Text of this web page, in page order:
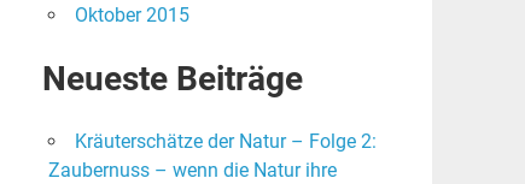
Oktober 2015
Neueste Beiträge
Kräuterschätze der Natur – Folge 2:
Zaubernuss – wenn die Natur ihre